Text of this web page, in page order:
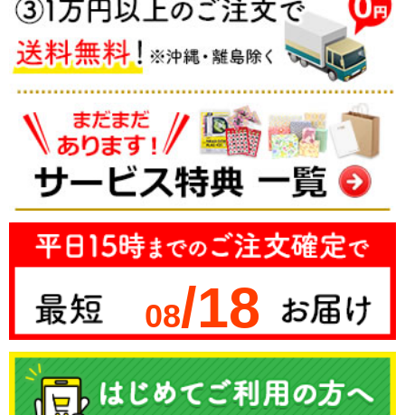
08/18